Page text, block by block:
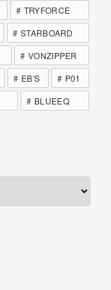
TRYFORCE
STARBOARD
VONZIPPER
EB'S
P01
BLUEEQ